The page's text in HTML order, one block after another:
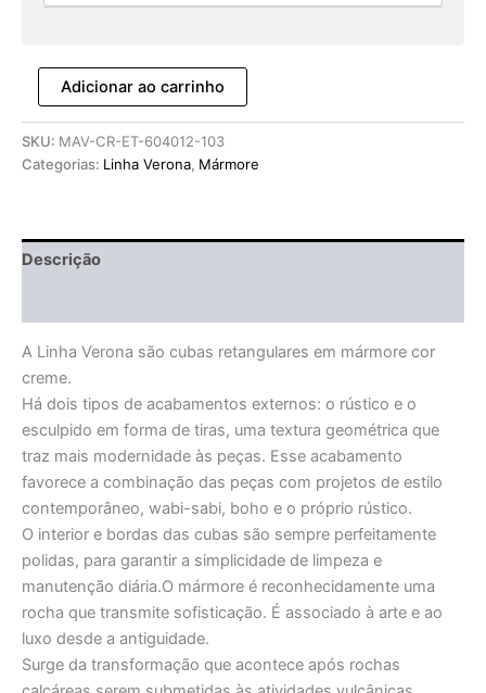
Adicionar ao carrinho
SKU: MAV-CR-ET-604012-103
Categorias: Linha Verona, Mármore
Descrição
A Linha Verona são cubas retangulares em mármore cor
creme.
Há dois tipos de acabamentos externos: o rústico e o
esculpido em forma de tiras, uma textura geométrica que
traz mais modernidade às peças. Esse acabamento
favorece a combinação das peças com projetos de estilo
contemporâneo, wabi-sabi, boho e o próprio rústico.
O interior e bordas das cubas são sempre perfeitamente
polidas, para garantir a simplicidade de limpeza e
manutenção diária.O mármore é reconhecidamente uma
rocha que transmite sofisticação. É associado à arte e ao
luxo desde a antiguidade.
Surge da transformação que acontece após rochas